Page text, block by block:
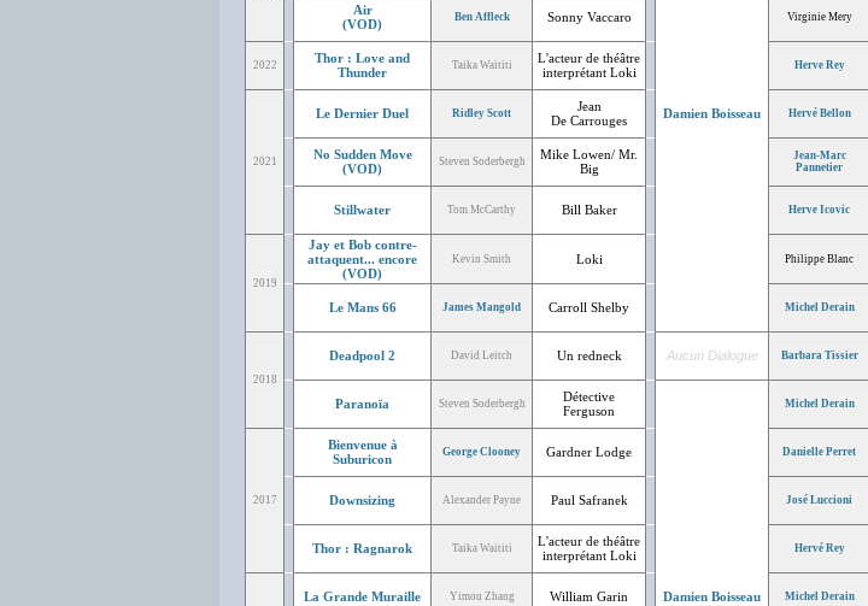
Damien Boisseau
Air
(VOD)
Ben Affleck Sonny Vaccaro Virginie Mery
2022
Thor : Love and
Thunder
Taika Waititi
L'acteur de théâtre
interprétant Loki
Herve Rey
2021
Le Dernier Duel Ridley Scott
Jean
De Carrouges
Hervé Bellon
No Sudden Move
(VOD)
Steven Soderbergh
Mike Lowen/ Mr.
Big
Jean-Marc
Pannetier
Stillwater Tom McCarthy Bill Baker Herve Icovic
2019
Jay et Bob contre-
attaquent... encore
(VOD)
Kevin Smith Loki Philippe Blanc
Le Mans 66 James Mangold Carroll Shelby Michel Derain
2018
Deadpool 2 David Leitch Un redneck Aucun Dialogue Barbara Tissier
Paranoïa Steven Soderbergh
Détective
Ferguson
Damien Boisseau
Michel Derain
2017
Bienvenue à
Suburicon
George Clooney Gardner Lodge Danielle Perret
Downsizing Alexander Payne Paul Safranek José Luccioni
Thor : Ragnarok Taika Waititi
L'acteur de théâtre
interprétant Loki
Hervé Rey
La Grande Muraille Yimou Zhang William Garin
Michel Derain